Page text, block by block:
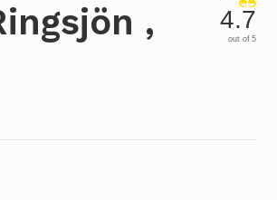
,
4.7
out of 5